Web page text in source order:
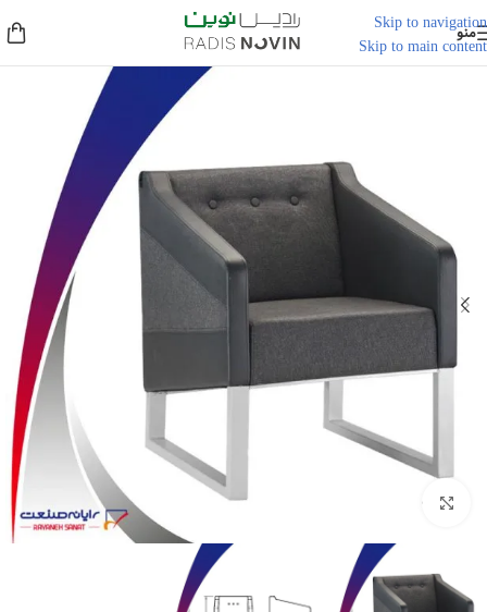
Skip to navigation
Skip to main content
منو
بزرگنمایی تصویر